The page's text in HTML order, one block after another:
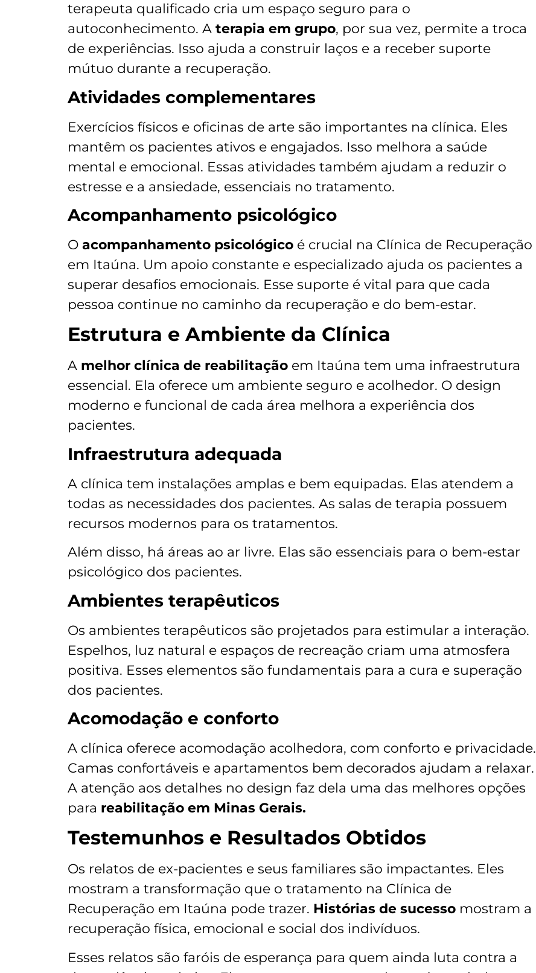
terapeuta qualificado cria um espaço seguro para o
autoconhecimento. A terapia em grupo, por sua vez, permite a troca
de experiências. Isso ajuda a construir laços e a receber suporte
mútuo durante a recuperação.
Atividades complementares
Exercícios físicos e oficinas de arte são importantes na clínica. Eles
mantêm os pacientes ativos e engajados. Isso melhora a saúde
mental e emocional. Essas atividades também ajudam a reduzir o
estresse e a ansiedade, essenciais no tratamento.
Acompanhamento psicológico
O acompanhamento psicológico é crucial na Clínica de Recuperação
em Itaúna. Um apoio constante e especializado ajuda os pacientes a
superar desafios emocionais. Esse suporte é vital para que cada
pessoa continue no caminho da recuperação e do bem-estar.
Estrutura e Ambiente da Clínica
A melhor clínica de reabilitação em Itaúna tem uma infraestrutura
essencial. Ela oferece um ambiente seguro e acolhedor. O design
moderno e funcional de cada área melhora a experiência dos
pacientes.
Infraestrutura adequada
A clínica tem instalações amplas e bem equipadas. Elas atendem a
todas as necessidades dos pacientes. As salas de terapia possuem
recursos modernos para os tratamentos.
Além disso, há áreas ao ar livre. Elas são essenciais para o bem-estar
psicológico dos pacientes.
Ambientes terapêuticos
Os ambientes terapêuticos são projetados para estimular a interação.
Espelhos, luz natural e espaços de recreação criam uma atmosfera
positiva. Esses elementos são fundamentais para a cura e superação
dos pacientes.
Acomodação e conforto
A clínica oferece acomodação acolhedora, com conforto e privacidade.
Camas confortáveis e apartamentos bem decorados ajudam a relaxar.
A atenção aos detalhes no design faz dela uma das melhores opções
para reabilitação em Minas Gerais.
Testemunhos e Resultados Obtidos
Os relatos de ex-pacientes e seus familiares são impactantes. Eles
mostram a transformação que o tratamento na Clínica de
Recuperação em Itaúna pode trazer. Histórias de sucesso mostram a
recuperação física, emocional e social dos indivíduos.
Esses relatos são faróis de esperança para quem ainda luta contra a